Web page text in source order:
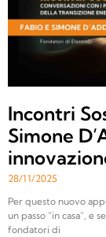
Incontri
Simone
28/11/2025
Per questo nuovo
un passo “in casa”, e
fondatori di